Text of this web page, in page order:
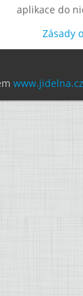
aplikace do
Zásady
www.jidelna.cz